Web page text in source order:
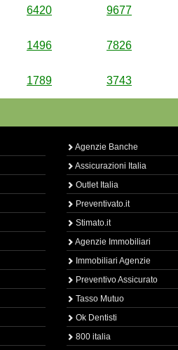
6420 9677
1496 7826
1789 3743
Agenzie Banche
Assicurazioni Italia
Outlet Italia
Preventivato.it
Stimato.it
Agenzie Immobiliari
Immobiliari Agenzie
Preventivo Assicurato
Tasso Mutuo
Ok Dentisti
800 italia